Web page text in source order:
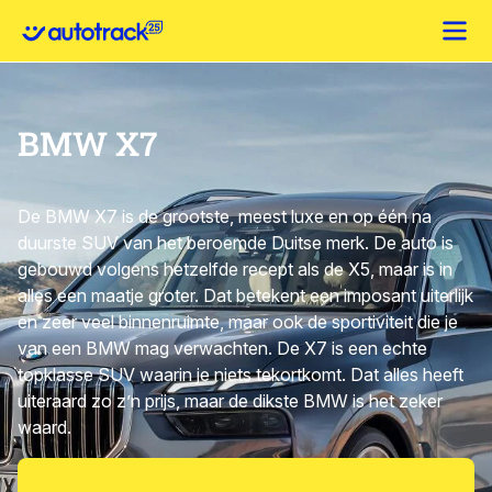
BMW X7
De BMW X7 is de grootste, meest luxe en op één na
duurste SUV van het beroemde Duitse merk. De auto is
gebouwd volgens hetzelfde recept als de X5, maar is in
alles een maatje groter. Dat betekent een imposant uiterlijk
en zeer veel binnenruimte, maar ook de sportiviteit die je
van een BMW mag verwachten. De X7 is een echte
topklasse SUV waarin je niets tekortkomt. Dat alles heeft
uiteraard zo z’n prijs, maar de dikste BMW is het zeker
waard.